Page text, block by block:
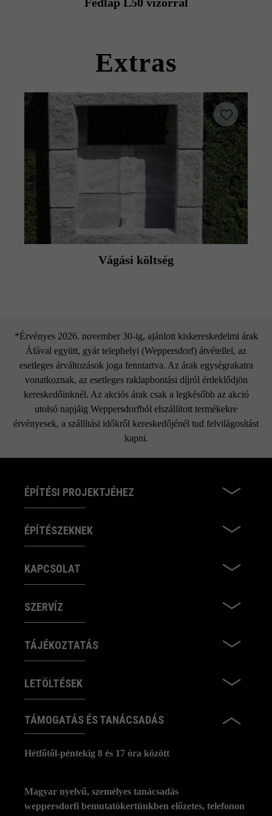
kövekkel együtt szállítható).
Extras
Vágási költség
*Érvényes 2026. november 30-ig, ajánlott kiskereskedelmi árak
Áfával együtt, gyár telephelyi (Weppersdorf) átvétellel, az
esetleges árváltozások joga fenntartva. Az árak egységrakatra
vonatkoznak, az esetleges raklapbontási díjról érdeklődjön
kereskedőinknél. Az akciós árak csak a legkésőbb az akció
utolsó napjáig Weppersdorfból elszállított termékekre
érvényesek, a szállítási időkről kereskedőjénél tud felvilágosítást
kapni.
ÉPÍTÉSI PROJEKTJÉHEZ
ÉPÍTÉSZEKNEK
KAPCSOLAT
SZERVÍZ
TÁJÉKOZTATÁS
LETÖLTÉSEK
TÁMOGATÁS ÉS TANÁCSADÁS
Hétfőtől-péntekig 8 és 17 óra között
Magyar nyelvű, személyes tanácsadás
weppersdorfi bemutatókertünkben előzetes, telefonon